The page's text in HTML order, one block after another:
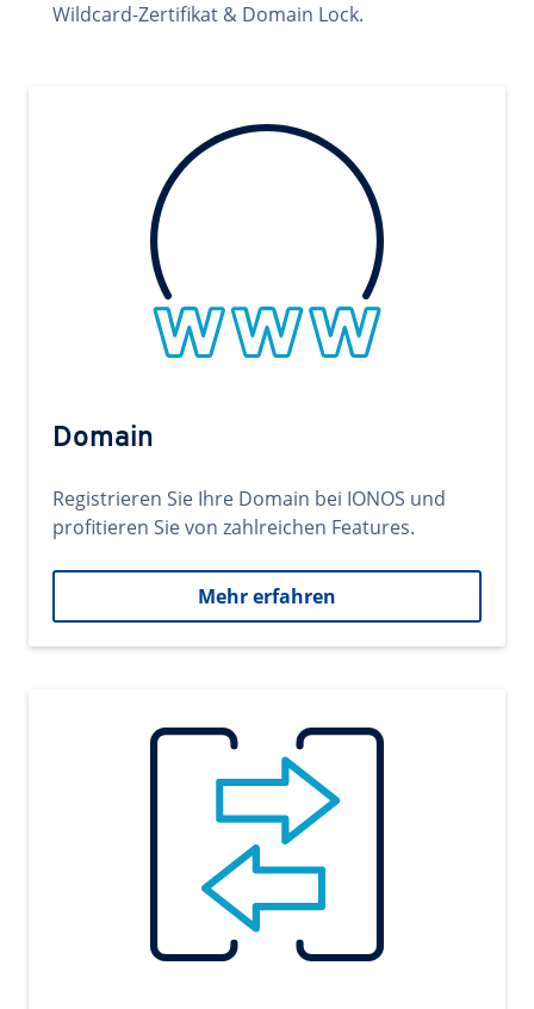
Wildcard-Zertifikat & Domain Lock.
Domain
Registrieren Sie Ihre Domain bei IONOS und
profitieren Sie von zahlreichen Features.
Mehr erfahren